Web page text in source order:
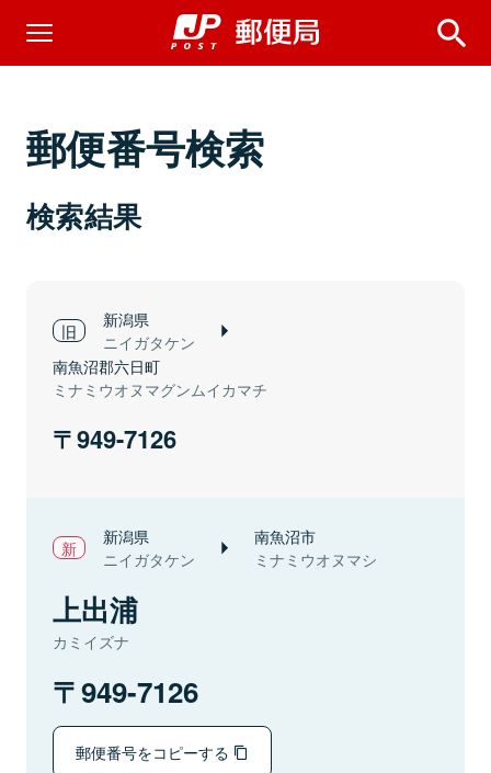
郵便番号検索
検索結果
新潟県
ニイガタケン
南魚沼郡六日町
ミナミウオヌマグンムイカマチ
949-7126
新潟県
ニイガタケン
南魚沼市
ミナミウオヌマシ
上出浦
カミイズナ
949-7126
郵便番号をコピーする